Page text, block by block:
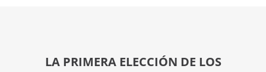
LA PRIMERA ELECCIÓN DE LOS